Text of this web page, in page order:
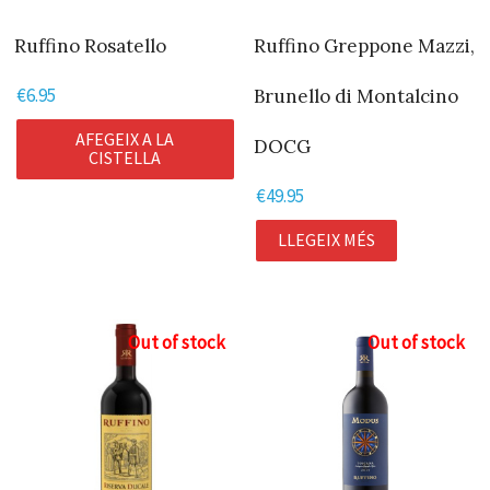
Ruffino Rosatello
€6.95
AFEGEIX A LA
CISTELLA
Ruffino Greppone Mazzi,
Brunello di Montalcino
DOCG
€49.95
LLEGEIX MÉS
Out of stock Out of stock